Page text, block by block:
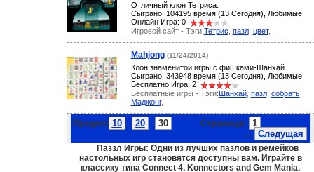
Отличный клон Тетриса.
Сыграно: 104195 время (13 Сегодня), Любимые
Онлайн Игра: 0
Игровой сайт - Тэги:Тетрис пазл, цвет,
Mahjong (11/24/2014)
Клон знаменитой игры с фишками-Шанхай.
Сыграно: 343948 время (13 Сегодня), Любимые
Бесплатно Игра: 2
Бесплатные игры - Тэги:Шанхай, пазл, собрать,
Маджонг,
Предел: 10 20 30 Страница: 1
...
Следущая
Паззл Игры: Одни из лучших пазлов и ремейков
настольных игр становятся доступны вам. Играйте в
классику типа Connect 4, Konnectors and Gem Mania.